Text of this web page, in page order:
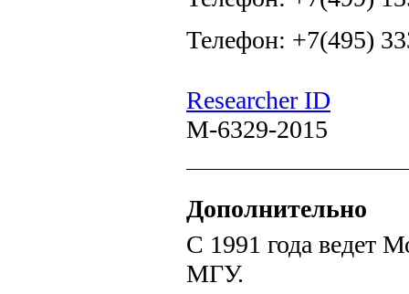
Телефон: +7(495)
Researcher ID
M-6329-2015
Дополнительно
С 1991 года ведет
МГУ.